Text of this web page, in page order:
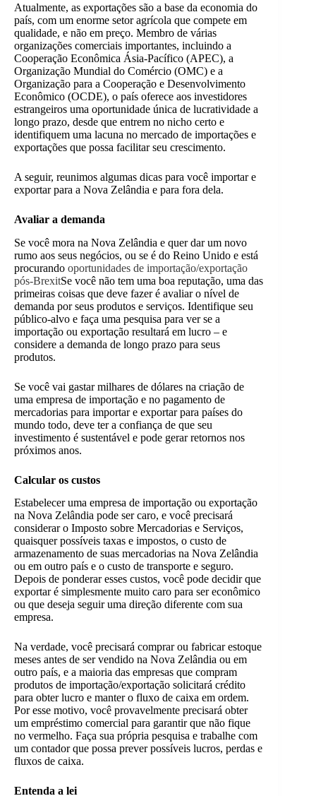
Atualmente, as exportações são a base da economia do
país, com um enorme setor agrícola que compete em
qualidade, e não em preço. Membro de várias
organizações comerciais importantes, incluindo a
Cooperação Econômica Ásia-Pacífico (APEC), a
Organização Mundial do Comércio (OMC) e a
Organização para a Cooperação e Desenvolvimento
Econômico (OCDE), o país oferece aos investidores
estrangeiros uma oportunidade única de lucratividade a
longo prazo, desde que entrem no nicho certo e
identifiquem uma lacuna no mercado de importações e
exportações que possa facilitar seu crescimento.
A seguir, reunimos algumas dicas para você importar e
exportar para a Nova Zelândia e para fora dela.
Avaliar a demanda
Se você mora na Nova Zelândia e quer dar um novo
rumo aos seus negócios, ou se é do Reino Unido e está
procurando oportunidades de importação/exportação
pós-BrexitSe você não tem uma boa reputação, uma das
primeiras coisas que deve fazer é avaliar o nível de
demanda por seus produtos e serviços. Identifique seu
público-alvo e faça uma pesquisa para ver se a
importação ou exportação resultará em lucro – e
considere a demanda de longo prazo para seus
produtos.
Se você vai gastar milhares de dólares na criação de
uma empresa de importação e no pagamento de
mercadorias para importar e exportar para países do
mundo todo, deve ter a confiança de que seu
investimento é sustentável e pode gerar retornos nos
próximos anos.
Calcular os custos
Estabelecer uma empresa de importação ou exportação
na Nova Zelândia pode ser caro, e você precisará
considerar o Imposto sobre Mercadorias e Serviços,
quaisquer possíveis taxas e impostos, o custo de
armazenamento de suas mercadorias na Nova Zelândia
ou em outro país e o custo de transporte e seguro.
Depois de ponderar esses custos, você pode decidir que
exportar é simplesmente muito caro para ser econômico
ou que deseja seguir uma direção diferente com sua
empresa.
Na verdade, você precisará comprar ou fabricar estoque
meses antes de ser vendido na Nova Zelândia ou em
outro país, e a maioria das empresas que compram
produtos de importação/exportação solicitará crédito
para obter lucro e manter o fluxo de caixa em ordem.
Por esse motivo, você provavelmente precisará obter
um empréstimo comercial para garantir que não fique
no vermelho. Faça sua própria pesquisa e trabalhe com
um contador que possa prever possíveis lucros, perdas e
fluxos de caixa.
Entenda a lei